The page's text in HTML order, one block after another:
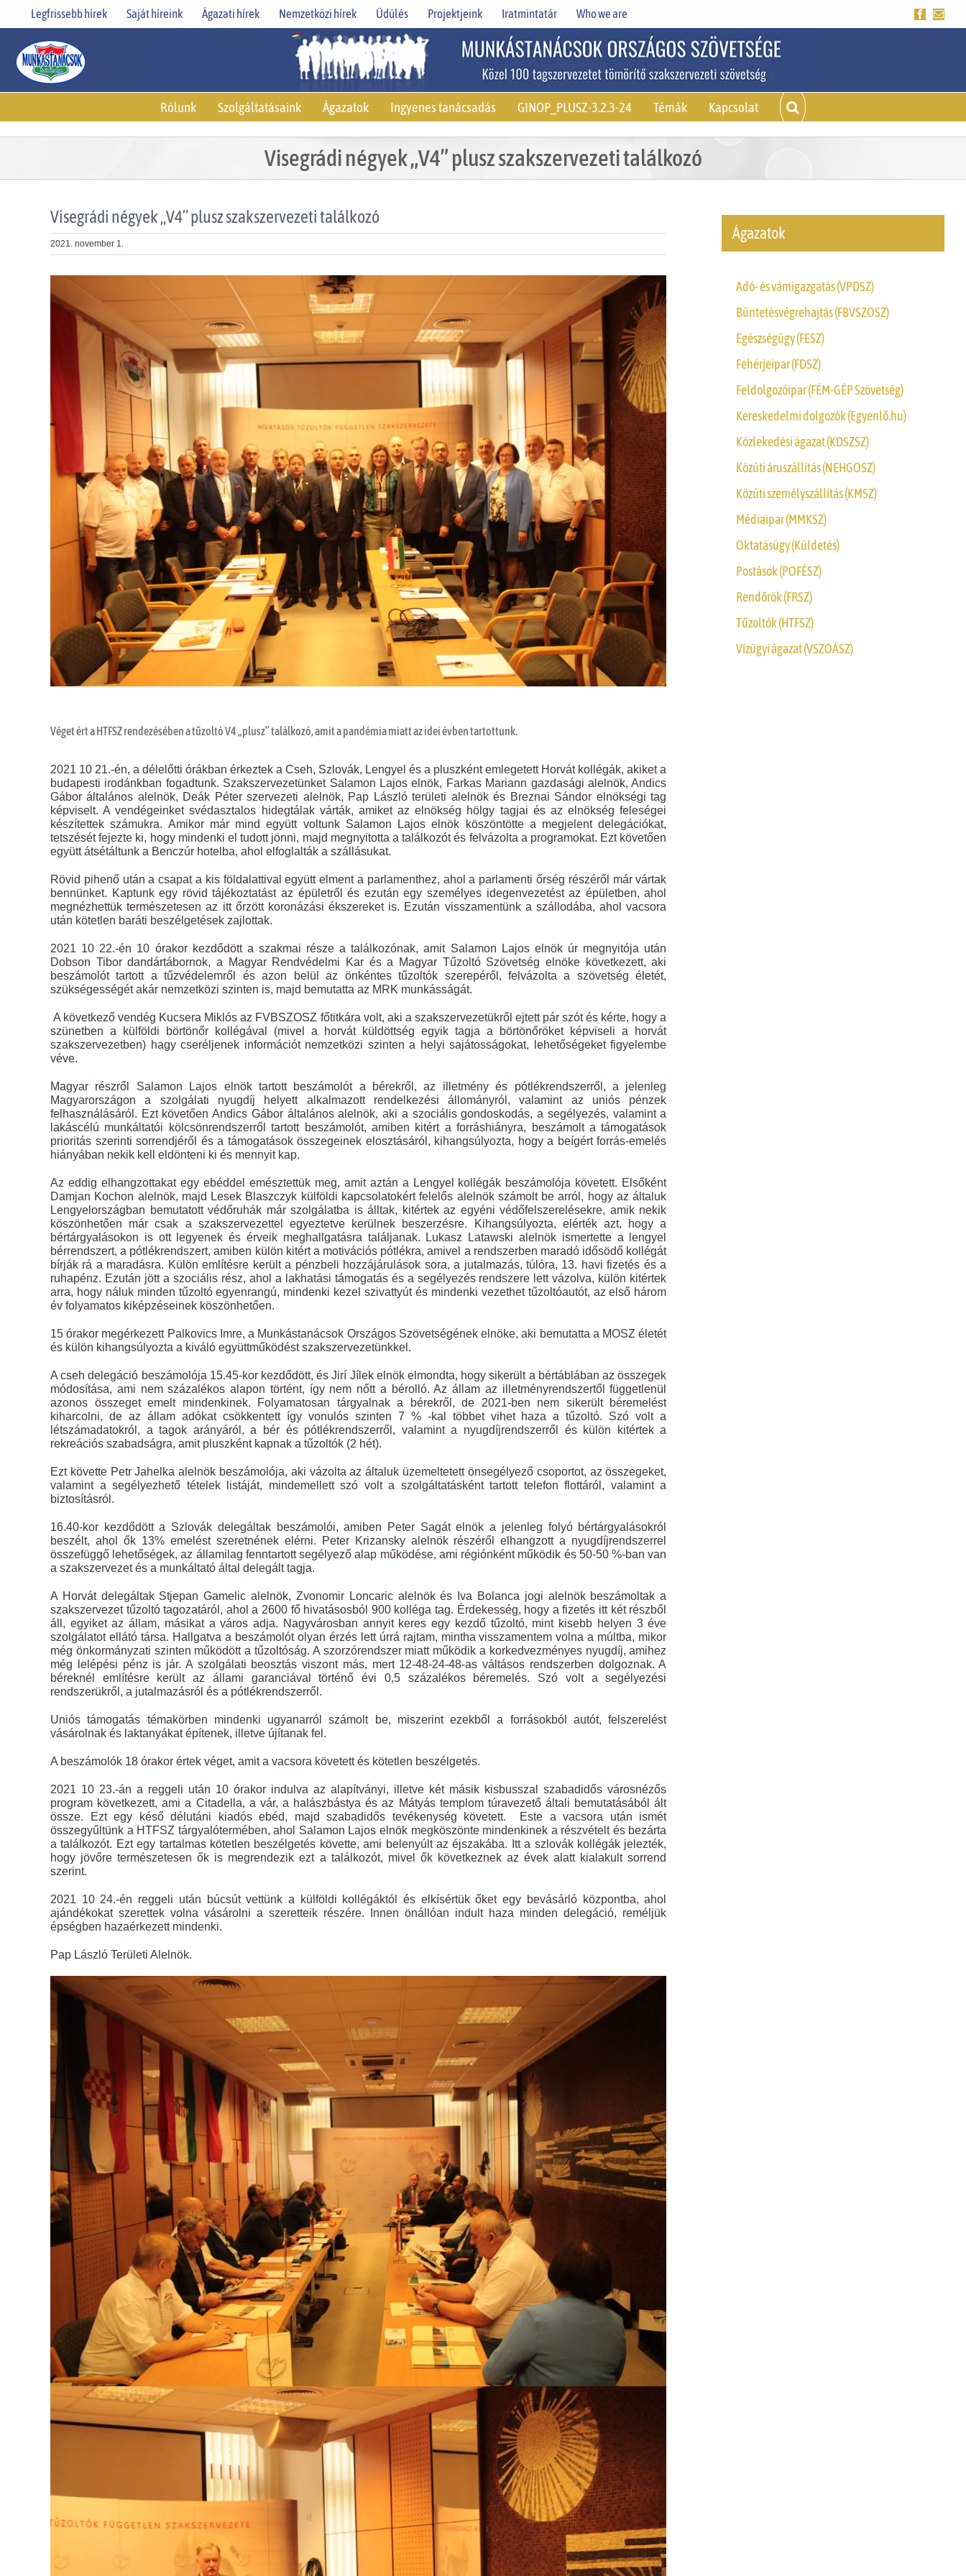
Legfrissebb hírek Saját híreink Ágazati hírek Nemzetközi hírek Üdülés Projektjeink Iratmintatár Who we are Facebook
Rólunk Szolgáltatásaink Ágazatok Ingyenes tanácsadás GINOP_PLUSZ-3.2.3-24 Témák Kapcsolat
Visegrádi négyek „V4” plusz szakszervezeti találkozó
Visegrádi négyek „V4” plusz szakszervezeti találkozó
2021. november 1.
View
Larger
Image
Véget ért a HTFSZ rendezésében a tűzoltó V4 „plusz” találkozó, amit a pandémia miatt az idei évben tartottunk.
2021 10 21.-én, a délelőtti órákban érkeztek a Cseh, Szlovák, Lengyel és a pluszként emlegetett Horvát kollégák, akiket a
budapesti irodánkban fogadtunk. Szakszervezetünket Salamon Lajos elnök, Farkas Mariann gazdasági alelnök, Andics
Gábor általános alelnök, Deák Péter szervezeti alelnök, Pap László területi alelnök és Breznai Sándor elnökségi tag
képviselt. A vendégeinket svédasztalos hidegtálak várták, amiket az elnökség hölgy tagjai és az elnökség feleségei
készítettek számukra. Amikor már mind együtt voltunk Salamon Lajos elnök köszöntötte a megjelent delegációkat,
tetszését fejezte ki, hogy mindenki el tudott jönni, majd megnyitotta a találkozót és felvázolta a programokat. Ezt követően
együtt átsétáltunk a Benczúr hotelba, ahol elfoglalták a szállásukat.
Rövid pihenő után a csapat a kis földalattival együtt elment a parlamenthez, ahol a parlamenti őrség részéről már vártak
bennünket. Kaptunk egy rövid tájékoztatást az épületről és ezután egy személyes idegenvezetést az épületben, ahol
megnézhettük természetesen az itt őrzött koronázási ékszereket is. Ezután visszamentünk a szállodába, ahol vacsora
után kötetlen baráti beszélgetések zajlottak.
2021 10 22.-én 10 órakor kezdődött a szakmai része a találkozónak, amit Salamon Lajos elnök úr megnyitója után
Dobson Tibor dandártábornok, a Magyar Rendvédelmi Kar és a Magyar Tűzoltó Szövetség elnöke következett, aki
beszámolót tartott a tűzvédelemről és azon belül az önkéntes tűzoltók szerepéről, felvázolta a szövetség életét,
szükségességét akár nemzetközi szinten is, majd bemutatta az MRK munkásságát.
A következő vendég Kucsera Miklós az FVBSZOSZ főtitkára volt, aki a szakszervezetükről ejtett pár szót és kérte, hogy a
szünetben a külföldi börtönőr kollégával (mivel a horvát küldöttség egyik tagja a börtönőröket képviseli a horvát
szakszervezetben) hagy cseréljenek információt nemzetközi szinten a helyi sajátosságokat, lehetőségeket figyelembe
véve.
Magyar részről Salamon Lajos elnök tartott beszámolót a bérekről, az illetmény és pótlékrendszerről, a jelenleg
Magyarországon a szolgálati nyugdíj helyett alkalmazott rendelkezési állományról, valamint az uniós pénzek
felhasználásáról. Ezt követően Andics Gábor általános alelnök, aki a szociális gondoskodás, a segélyezés, valamint a
lakáscélú munkáltatói kölcsönrendszerről tartott beszámolót, amiben kitért a forráshiányra, beszámolt a támogatások
prioritás szerinti sorrendjéről és a támogatások összegeinek elosztásáról, kihangsúlyozta, hogy a beígért forrás-emelés
hiányában nekik kell eldönteni ki és mennyit kap.
Az eddig elhangzottakat egy ebéddel emésztettük meg, amit aztán a Lengyel kollégák beszámolója követett. Elsőként
Damjan Kochon alelnök, majd Lesek Blaszczyk külföldi kapcsolatokért felelős alelnök számolt be arról, hogy az általuk
Lengyelországban bemutatott védőruhák már szolgálatba is álltak, kitértek az egyéni védőfelszerelésekre, amik nekik
köszönhetően már csak a szakszervezettel egyeztetve kerülnek beszerzésre. Kihangsúlyozta, elérték azt, hogy a
bértárgyalásokon is ott legyenek és érveik meghallgatásra találjanak. Lukasz Latawski alelnök ismertette a lengyel
bérrendszert, a pótlékrendszert, amiben külön kitért a motivációs pótlékra, amivel a rendszerben maradó idősödő kollégát
bírják rá a maradásra. Külön említésre került a pénzbeli hozzájárulások sora, a jutalmazás, túlóra, 13. havi fizetés és a
ruhapénz. Ezután jött a szociális rész, ahol a lakhatási támogatás és a segélyezés rendszere lett vázolva, külön kitértek
arra, hogy náluk minden tűzoltó egyenrangú, mindenki kezel szivattyút és mindenki vezethet tűzoltóautót, az első három
év folyamatos kiképzéseinek köszönhetően.
15 órakor megérkezett Palkovics Imre, a Munkástanácsok Országos Szövetségének elnöke, aki bemutatta a MOSZ életét
és külön kihangsúlyozta a kiváló együttműködést szakszervezetünkkel.
A cseh delegáció beszámolója 15.45-kor kezdődött, és Jirí Jílek elnök elmondta, hogy sikerült a bértáblában az összegek
módosítása, ami nem százalékos alapon történt, így nem nőtt a bérolló. Az állam az illetményrendszertől függetlenül
azonos összeget emelt mindenkinek. Folyamatosan tárgyalnak a bérekről, de 2021-ben nem sikerült béremelést
kiharcolni, de az állam adókat csökkentett így vonulós szinten 7 % -kal többet vihet haza a tűzoltó. Szó volt a
létszámadatokról, a tagok arányáról, a bér és pótlékrendszerről, valamint a nyugdíjrendszerről és külön kitértek a
rekreációs szabadságra, amit pluszként kapnak a tűzoltók (2 hét).
Ezt követte Petr Jahelka alelnök beszámolója, aki vázolta az általuk üzemeltetett önsegélyező csoportot, az összegeket,
valamint a segélyezhető tételek listáját, mindemellett szó volt a szolgáltatásként tartott telefon flottáról, valamint a
biztosításról.
16.40-kor kezdődött a Szlovák delegáltak beszámolói, amiben Peter Sagát elnök a jelenleg folyó bértárgyalásokról
beszélt, ahol ők 13% emelést szeretnének elérni. Peter Krizansky alelnök részéről elhangzott a nyugdíjrendszerrel
összefüggő lehetőségek, az államilag fenntartott segélyező alap működése, ami régiónként működik és 50-50 %-ban van
a szakszervezet és a munkáltató által delegált tagja.
A Horvát delegáltak Stjepan Gamelic alelnök, Zvonomir Loncaric alelnök és Iva Bolanca jogi alelnök beszámoltak a
szakszervezet tűzoltó tagozatáról, ahol a 2600 fő hivatásosból 900 kolléga tag. Érdekesség, hogy a fizetés itt két részből
áll, egyiket az állam, másikat a város adja. Nagyvárosban annyit keres egy kezdő tűzoltó, mint kisebb helyen 3 éve
szolgálatot ellátó társa. Hallgatva a beszámolót olyan érzés lett úrrá rajtam, mintha visszamentem volna a múltba, mikor
még önkormányzati szinten működött a tűzoltóság. A szorzórendszer miatt működik a korkedvezményes nyugdíj, amihez
még lelépési pénz is jár. A szolgálati beosztás viszont más, mert 12-48-24-48-as váltásos rendszerben dolgoznak. A
béreknél említésre került az állami garanciával történő évi 0,5 százalékos béremelés. Szó volt a segélyezési
rendszerükről, a jutalmazásról és a pótlékrendszerről.
Uniós támogatás témakörben mindenki ugyanarról számolt be, miszerint ezekből a forrásokból autót, felszerelést
vásárolnak és laktanyákat építenek, illetve újítanak fel.
A beszámolók 18 órakor értek véget, amit a vacsora követett és kötetlen beszélgetés.
2021 10 23.-án a reggeli után 10 órakor indulva az alapítványi, illetve két másik kisbusszal szabadidős városnézős
program következett, ami a Citadella, a vár, a halászbástya és az Mátyás templom túravezető általi bemutatásából ált
össze. Ezt egy késő délutáni kiadós ebéd, majd szabadidős tevékenység követett. Este a vacsora után ismét
összegyűltünk a HTFSZ tárgyalótermében, ahol Salamon Lajos elnök megköszönte mindenkinek a részvételt és bezárta
a találkozót. Ezt egy tartalmas kötetlen beszélgetés követte, ami belenyúlt az éjszakába. Itt a szlovák kollégák jelezték,
hogy jövőre természetesen ők is megrendezik ezt a találkozót, mivel ők következnek az évek alatt kialakult sorrend
szerint.
2021 10 24.-én reggeli után búcsút vettünk a külföldi kollégáktól és elkísértük őket egy bevásárló központba, ahol
ajándékokat szerettek volna vásárolni a szeretteik részére. Innen önállóan indult haza minden delegáció, reméljük
épségben hazaérkezett mindenki.
Pap László Területi Alelnök.
Ágazatok
Adó- és vámigazgatás (VPDSZ)
Büntetésvégrehajtás (FBVSZOSZ)
Egészségügy (FESZ)
Fehérjeipar (FDSZ)
Feldolgozóipar (FÉM-GÉP Szövetség)
Kereskedelmi dolgozók (Egyenlő.hu)
Közlekedési ágazat (KDSZSZ)
Közúti áruszállítás (NEHGOSZ)
Közúti személyszállítás (KMSZ)
Médiaipar (MMKSZ)
Oktatásügy (Küldetés)
Postások (POFÉSZ)
Rendőrök (FRSZ)
Tűzoltók (HTFSZ)
Vízügyi ágazat (VSZOÁSZ)